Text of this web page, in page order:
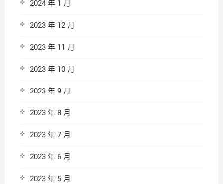
2024 年 1 月
2023 年 12 月
2023 年 11 月
2023 年 10 月
2023 年 9 月
2023 年 8 月
2023 年 7 月
2023 年 6 月
2023 年 5 月